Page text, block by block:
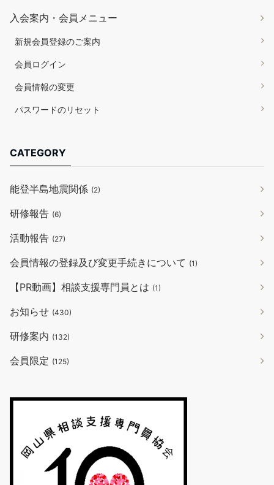
入会案内・会員メニュー
新規会員登録のご案内
会員ログイン
会員情報の変更
パスワードのリセット
CATEGORY
能登半島地震関係 (2)
研修報告 (6)
活動報告 (27)
会員情報の登録及び変更手続きについて (1)
【PR動画】相談支援専門員とは (1)
お知らせ (430)
研修案内 (132)
会員限定 (125)